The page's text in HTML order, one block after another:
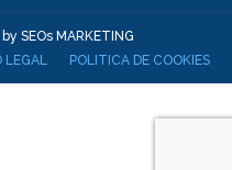
SEOs MARKETING
LEGAL POLITICA DE COOKIES